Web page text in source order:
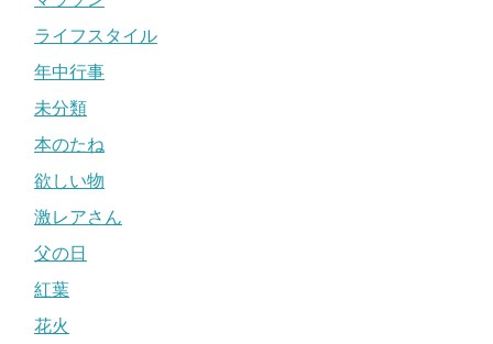
ライフスタイル
年中行事
未分類
本のたね
欲しい物
激レアさん
父の日
紅葉
花火